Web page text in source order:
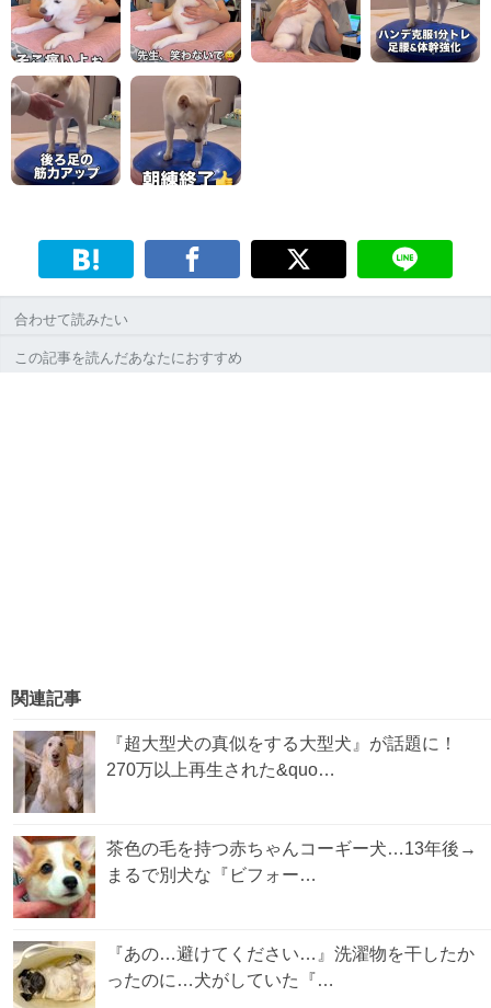
合わせて読みたい
この記事を読んだあなたにおすすめ
関連記事
『超大型犬の真似をする大型犬』が話題に！
270万以上再生された&quo…
茶色の毛を持つ赤ちゃんコーギー犬…13年後→
まるで別犬な『ビフォー…
『あの…避けてください…』洗濯物を干したか
ったのに…犬がしていた『…